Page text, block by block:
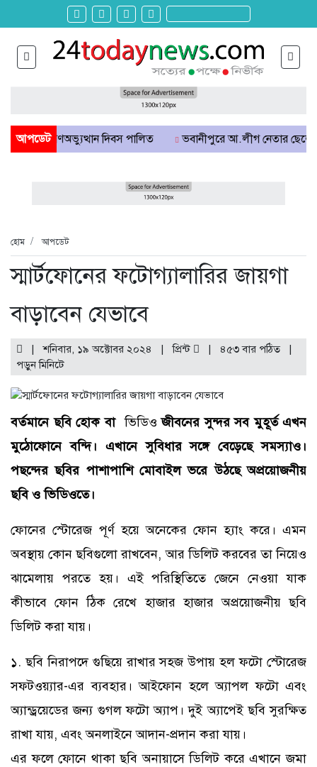
আপডেট
গণঅভ্যুত্থান দিবস পালিত ভবানীপুরে আ.লীগ নেতার ছেলের বিরুদ্ধে
হোম আপডেট
স্মার্টফোনের ফটোগ্যালারির জায়গা
বাড়াবেন যেভাবে
| শনিবার, ১৯ অক্টোবর ২০২৪ |প্রিন্ট | ৪৫৩ বার পঠিত
|
পড়ুনমিনিটে
বর্তমানে ছবি হোক বাভিডিও জীবনের সুন্দর সব মুহূর্ত এখন
মুঠোফোনে বন্দি। এখানে সুবিধার সঙ্গে বেড়েছে সমস্যাও।
পছন্দের ছবির পাশাপাশি মোবাইল ভরে উঠছে অপ্রয়োজনীয়
ছবি ও ভিডিওতে।
ফোনের স্টোরেজ পূর্ণ হয়ে অনেকের ফোন হ্যাং করে। এমন
অবস্থায় কোন ছবিগুলো রাখবেন, আর ডিলিট করবের তা নিয়েও
ঝামেলায় পরতে হয়। এই পরিস্থিতিতে জেনে নেওয়া যাক
কীভাবে ফোন ঠিক রেখে হাজার হাজার অপ্রয়োজনীয় ছবি
ডিলিট করা যায়।
১. ছবি নিরাপদে গুছিয়ে রাখার সহজ উপায় হল ফটো স্টোরেজ
সফটওয়্যার-এর ব্যবহার। আইফোন হলে অ্যাপল ফটো এবং
অ্যান্ড্রয়েডের জন্য গুগল ফটো অ্যাপ। দুই অ্যাপেই ছবি সুরক্ষিত
রাখা যায়, এবং অনলাইনে আদান-প্রদান করা যায়।
এর ফলে ফোনে থাকা ছবি অনায়াসে ডিলিট করে এখানে জমা